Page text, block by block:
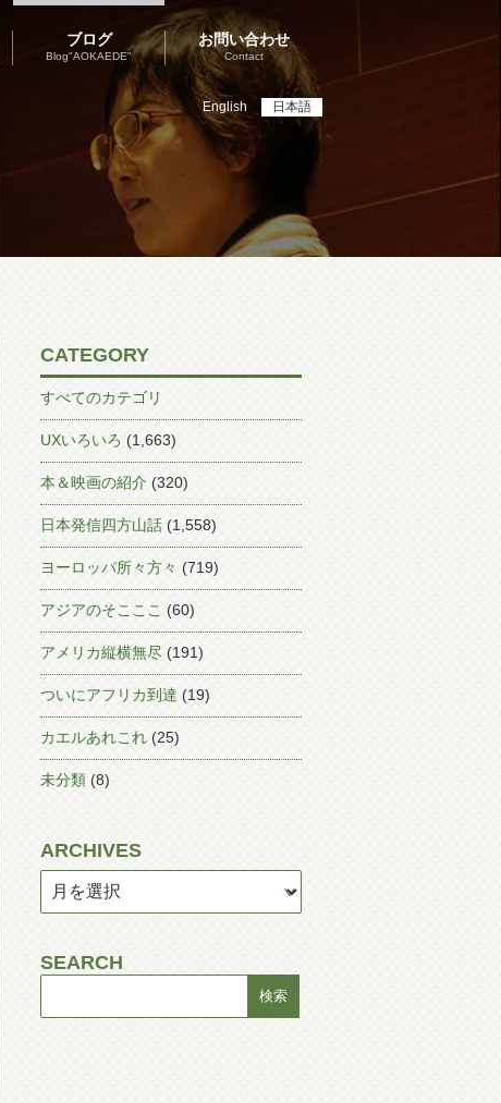
English 日本語
ブログ
Blog"AOKAEDE"
お問い合わせ
Contact
CATEGORY
すべてのカテゴリ
UXいろいろ (1,663)
本＆映画の紹介 (320)
日本発信四方山話 (1,558)
ヨーロッパ所々方々 (719)
アジアのそこここ (60)
アメリカ縦横無尽 (191)
ついにアフリカ到達 (19)
カエルあれこれ (25)
未分類 (8)
ARCHIVES
SEARCH